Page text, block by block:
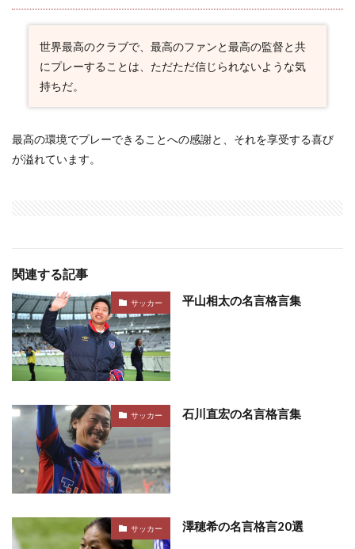
世界最高のクラブで、最高のファンと最高の監督と共
にプレーすることは、ただただ信じられないような気
持ちだ。
最高の環境でプレーできることへの感謝と、それを享受する喜び
が溢れています。
関連する記事
サッカー 平山相太の名言格言集
サッカー 石川直宏の名言格言集
サッカー 澤穂希の名言格言20選